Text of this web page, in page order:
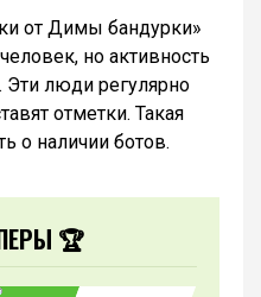
от Димы бандурки»
но активность
Эти люди регулярно
отметки. Такая
о наличии ботов.
🏆